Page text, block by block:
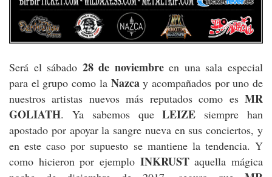
Será el sábado 28 de noviembreen una sala especial
para el grupo como la Nazcay acompañados por uno de
nuestros artistas nuevos más reputados como es MR
GOLIATH. Ya sabemos queLEIZE siempre han
apostado por apoyar la sangre nueva en sus conciertos, y
en este caso por supuesto se mantiene la tendencia. Y
como hicieron por ejemplo INKRUSTaquella mágica